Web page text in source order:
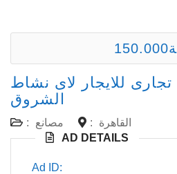
للايجار لاى نشاط
الشروق
: مصانع :
القاهرة
AD DETAILS
Ad ID: